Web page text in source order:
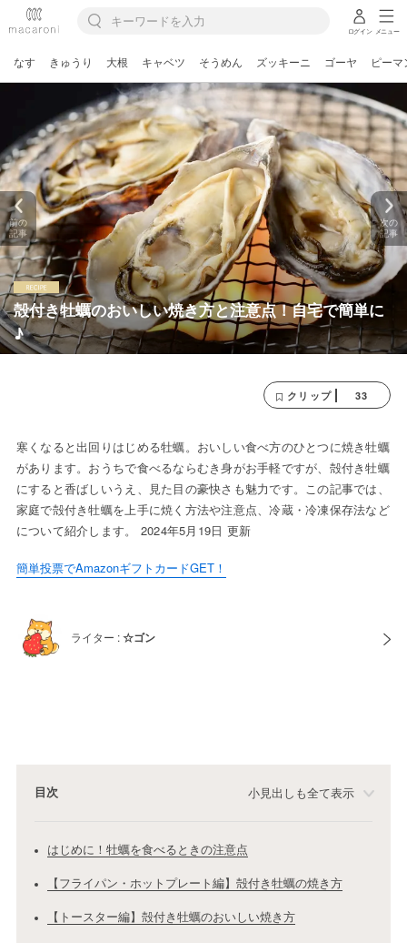
ログイン メニュー
なす きゅうり 大根 キャベツ そうめん ズッキーニ ゴーヤ ピーマ
殻付き牡蠣のおいしい焼き方と注意点！自宅で簡単に
♪
前の
記事
次の
記事
クリップ 33
寒くなると出回りはじめる牡蠣。おいしい食べ方のひとつに焼き牡蠣
があります。おうちで食べるならむき身がお手軽ですが、殻付き牡蠣
にすると香ばしいうえ、見た目の豪快さも魅力です。この記事では、
家庭で殻付き牡蠣を上手に焼く方法や注意点、冷蔵・冷凍保存法など
について紹介します。 2024年5月19日 更新
簡単投票でAmazonギフトカードGET！
ライター :☆ゴン
目次 小見出しも全て表示
はじめに！牡蠣を食べるときの注意点
【フライパン・ホットプレート編】殻付き牡蠣の焼き方
【トースター編】殻付き牡蠣のおいしい焼き方